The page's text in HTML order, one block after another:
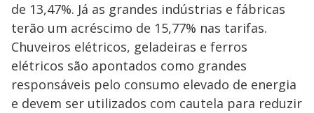
de 13,47%. Já as grandes indústrias e fábricas
terão um acréscimo de 15,77% nas tarifas.
Chuveiros elétricos, geladeiras e ferros
elétricos são apontados como grandes
responsáveis pelo consumo elevado de energia
e devem ser utilizados com cautela para reduzir